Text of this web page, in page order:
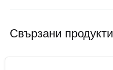
Свързани продукти